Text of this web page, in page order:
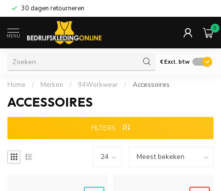
30 dagen retourneren
MENU
0
€Excl. btw
Home / Merken / 94Workwear / Accessoires
ACCESSOIRES
FILTERS